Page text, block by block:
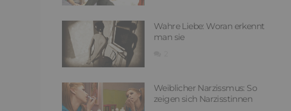
Wahre Liebe: Woran erkennt
man sie
Weiblicher Narzissmus: So
zeigen sich Narzisstinnen